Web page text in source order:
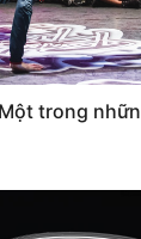
trong